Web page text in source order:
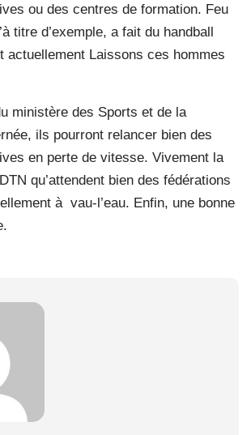
ou des centres de formation. Feu
titre d’exemple, a fait du handball
actuellement Laissons ces hommes
ministère des Sports et de la
ils pourront relancer bien des
en perte de vitesse. Vivement la
qu’attendent bien des fédérations
à vau-l’eau. Enfin, une bonne